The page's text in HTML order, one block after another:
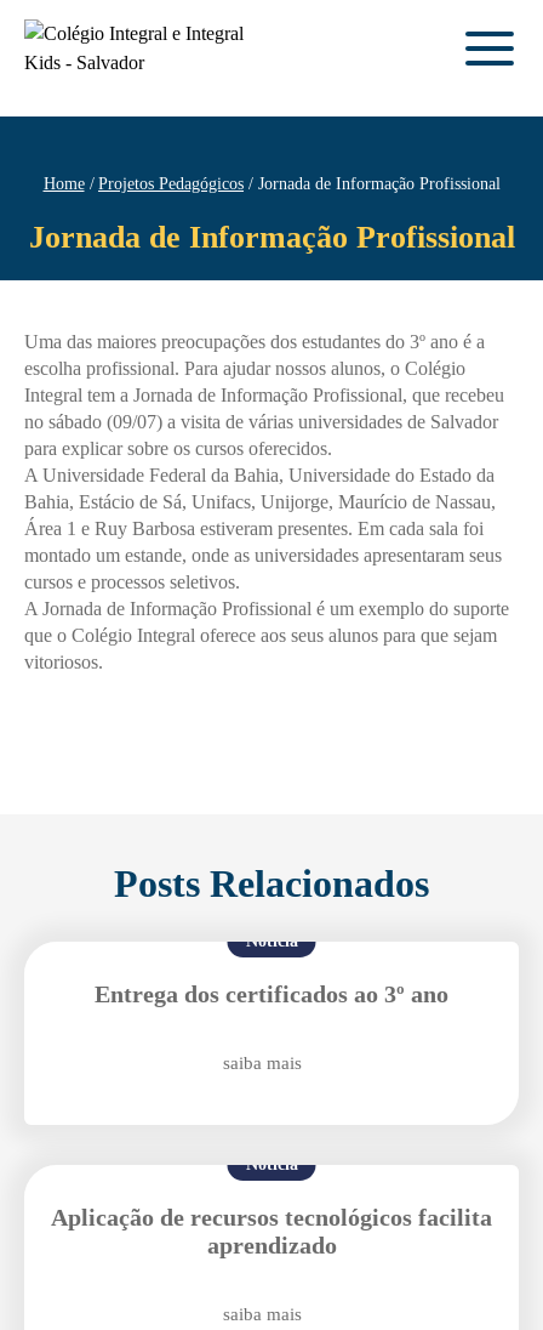
Home Projetos Pedagógicos Jornada de Informação Profissional
Jornada de Informação Profissional
Uma das maiores preocupações dos estudantes do 3º ano é a
escolha profissional. Para ajudar nossos alunos, o Colégio
Integral tem a Jornada de Informação Profissional, que recebeu
no sábado (09/07) a visita de várias universidades de Salvador
para explicar sobre os cursos oferecidos.
A Universidade Federal da Bahia, Universidade do Estado da
Bahia, Estácio de Sá, Unifacs, Unijorge, Maurício de Nassau,
Área 1 e Ruy Barbosa estiveram presentes. Em cada sala foi
montado um estande, onde as universidades apresentaram seus
cursos e processos seletivos.
A Jornada de Informação Profissional é um exemplo do suporte
que o Colégio Integral oferece aos seus alunos para que sejam
vitoriosos.
Posts Relacionados
Notícia
Entrega dos certificados ao 3º ano
saiba mais
Notícia
Aplicação de recursos tecnológicos facilita
aprendizado
saiba mais
Enviei um E-mail